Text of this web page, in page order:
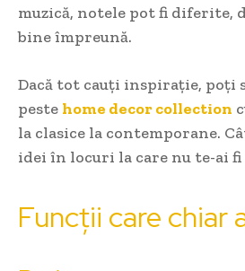
muzică, notele pot fi diferite,
bine împreună.
Dacă tot cauți inspirație, poți
peste home decor collection
la clasice la contemporane.
idei în locuri la care nu te-ai
Funcții care chiar